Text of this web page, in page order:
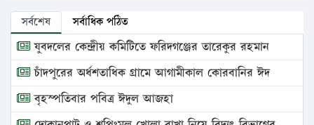
সর্বশেষ সর্বাধিক পঠিত
যুবদলের কেন্দ্রীয় কমিটিতে ফরিদগঞ্জের তারেকুর রহমান
চাঁদপুরের অর্ধশতাধিক গ্রামে আগামীকাল কোরবানির ঈদ
বৃহস্পতিবার পবিত্র ঈদুল আজহা